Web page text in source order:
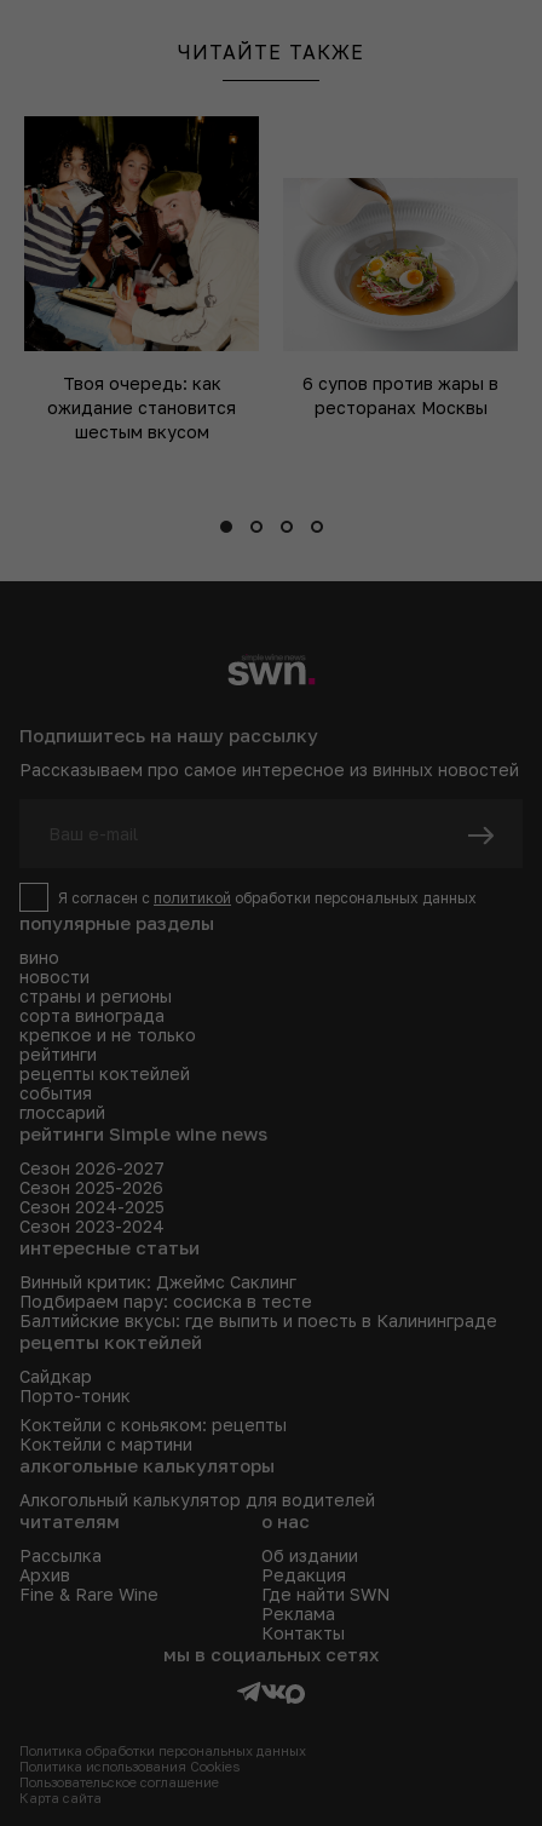
ЧИТАЙТЕ ТАКЖЕ
Твоя очередь: как
ожидание становится
шестым вкусом
6 супов против жары в
ресторанах Москвы
популярные разделы
вино
новости
страны и регионы
сорта винограда
крепкое и не только
рейтинги
рецепты коктейлей
события
глоссарий
рейтинги Simple wine news
Сезон 2026-2027
Сезон 2025-2026
Сезон 2024-2025
Сезон 2023-2024
интересные статьи
Винный критик: Джеймс Саклинг
Подбираем пару: сосиска в тесте
Балтийские вкусы: где выпить и поесть в Калининграде
рецепты коктейлей
Сайдкар
Порто-тоник
Коктейли с коньяком: рецепты
Коктейли с мартини
алкогольные калькуляторы
Алкогольный калькулятор для водителей
читателям
Рассылка
Архив
Fine & Rare Wine
о нас
Об издании
Редакция
Где найти SWN
Реклама
Контакты
Подпишитесь на нашу рассылку
Рассказываем про самое интересное из винных новостей
Я согласен с политикой обработки персональных данных
мы в социальных сетях
Политика обработки персональных данных
Политика использования Сookies
Пользовательское соглашение
Карта сайта